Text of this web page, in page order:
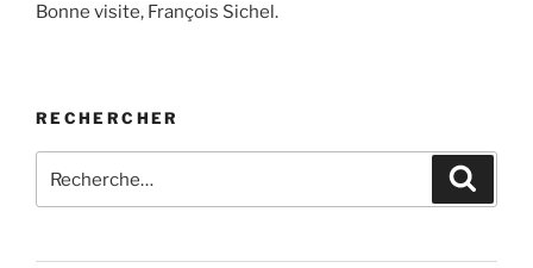
Bonne visite, François Sichel.
RECHERCHER
pour